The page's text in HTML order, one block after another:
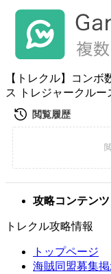
【トレクル】コン
ス トレジャークルー
攻略コンテンツ
トレクル攻略情報
トップページ
海賊同盟募集掲